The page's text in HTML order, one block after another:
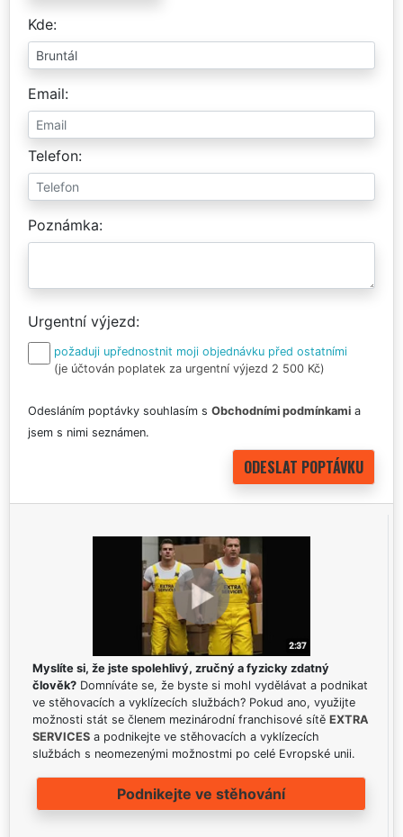
Kde
Email
Telefon
Poznámka
Urgentní výjezd
požaduji upřednostnit moji objednávku před ostatními
(je účtován poplatek za urgentní výjezd 2 500 Kč)
Odesláním poptávky souhlasím s Obchodními podmínkami a
jsem s nimi seznámen.
Myslíte si, že jste spolehlivý, zručný a fyzicky zdatný
člověk? Domníváte se, že byste si mohl vydělávat a podnikat
ve stěhovacích a vyklízecích službách? Pokud ano, využijte
možnosti stát se členem mezinárodní franchisové sítě EXTRA
SERVICES a podnikejte ve stěhovacích a vyklízecích
službách s neomezenými možnostmi po celé Evropské unii.
Podnikejte ve stěhování